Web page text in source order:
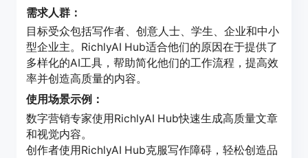
需求人群：
目标受众包括写作者、创意人士、学生、企业和中小
型企业主。RichlyAI Hub适合他们的原因在于提供了
多样化的AI工具，帮助简化他们的工作流程，提高效
率并创造高质量的内容。
使用场景示例：
数字营销专家使用RichlyAI Hub快速生成高质量文章
和视觉内容。
创作者使用RichlyAI Hub克服写作障碍，轻松创造品